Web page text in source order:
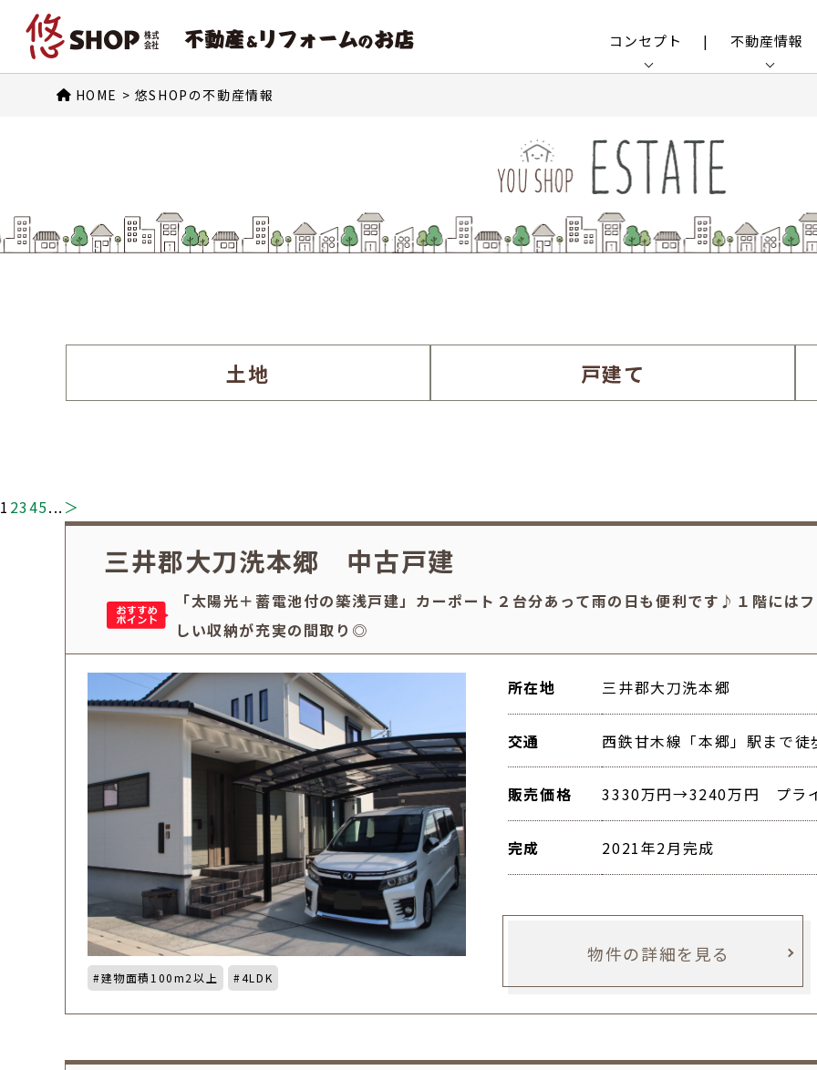
コンセプト 不動産情報
HOME > 悠SHOPの不動産情報
土地 戸建て
1 2345... ＞
三井郡大刀洗本郷 中古戸建
「太陽光＋蓄電池付の築浅戸建」カーポート２台分あって雨の日も便利です♪１階には
しい収納が充実の間取り◎
建物面積100m2以上 4LDK
所在地 三井郡大刀洗本郷
交通 西鉄甘木線「本郷」駅まで徒
販売価格 3330万円→3240万円 プラ
完成 2021年2月完成
物件の詳細を見る